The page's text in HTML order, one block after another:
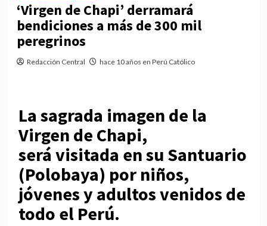
‘Virgen de Chapi’ derramará
bendiciones a más de 300 mil
peregrinos
Redacción Central hace 10 años en Perú Católico
La sagrada imagen de la
Virgen de Chapi,
será visitada en su Santuario
(Polobaya) por niños,
jóvenes y adultos venidos de
todo el Perú.